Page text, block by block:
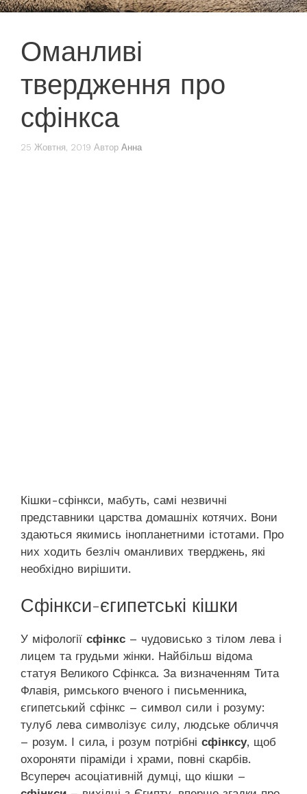
Оманливі
твердження про
сфінкса
25 Жовтня, 2019 Автор Анна
Кішки-сфінкси, мабуть, самі незвичні
представники царства домашніх котячих. Вони
здаються якимись інопланетними істотами. Про
них ходить безліч оманливих тверджень, які
необхідно вирішити.
Сфінкси-єгипетські кішки
У міфології сфінкс – чудовисько з тілом лева і
лицем та грудьми жінки. Найбільш відома
статуя Великого Сфінкса. За визначенням Тита
Флавія, римського вченого і письменника,
єгипетський сфінкс – символ сили і розуму:
тулуб лева символізує силу, людське обличчя
– розум. І сила, і розум потрібні сфінксу, щоб
охороняти піраміди і храми, повні скарбів.
Всупереч асоціативній думці, що кішки –